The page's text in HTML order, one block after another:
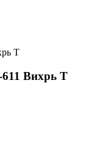
Т
Вихрь Т